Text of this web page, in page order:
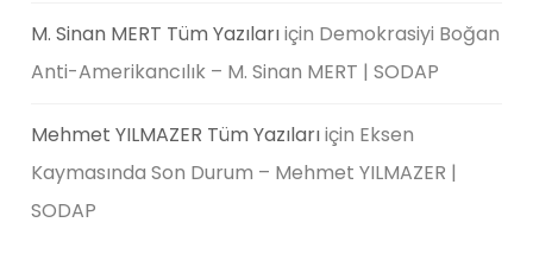
M. Sinan MERT Tüm Yazılarıiçin Demokrasiyi Boğan
Anti-Amerikancılık – M. Sinan MERT | SODAP
Mehmet YILMAZER Tüm Yazılarıiçin Eksen
Kaymasında Son Durum – Mehmet YILMAZER |
SODAP